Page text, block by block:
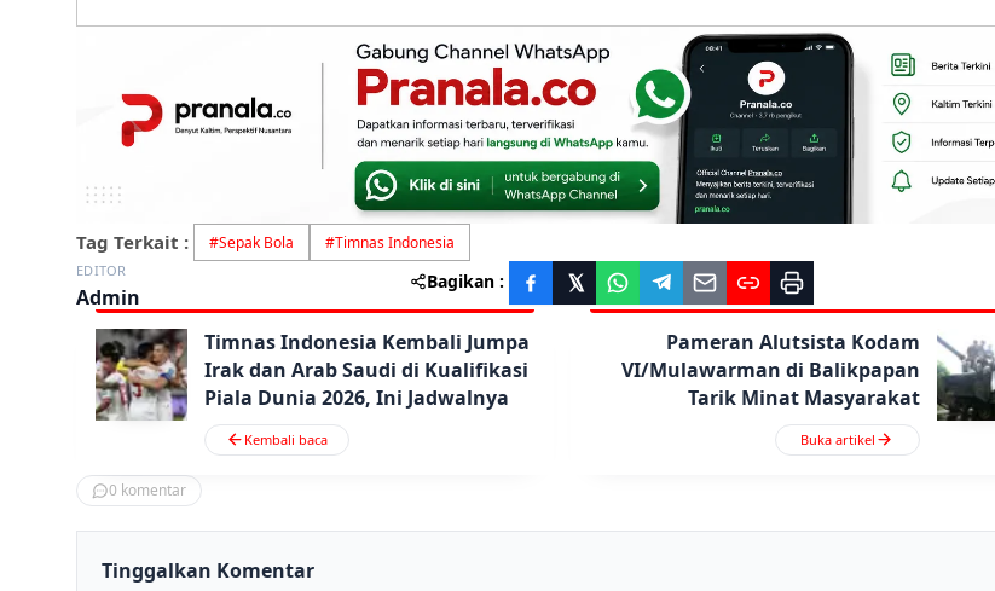
Tag Terkait : #Sepak Bola #Timnas Indonesia
EDITOR
Admin
Bagikan :
Timnas Indonesia Kembali Jumpa
Irak dan Arab Saudi di Kualifikasi
Piala Dunia 2026, Ini Jadwalnya
Kembali baca
Pameran Alutsista Kodam
VI/Mulawarman di Balikpapan
Tarik Minat Masyarakat
Buka artikel
0 komentar
Tinggalkan Komentar